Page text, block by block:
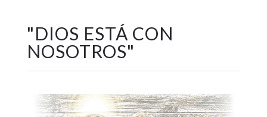
"DIOS ESTÁ CON
NOSOTROS"